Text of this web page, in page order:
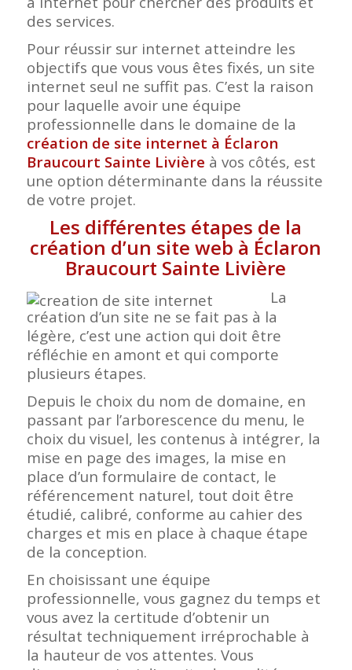
des services.
Pour réussir sur internet atteindre les
objectifs que vous vous êtes fixés, un site
internet seul ne suffit pas. C’est la raison
pour laquelle avoir une équipe
professionnelle dans le domaine de la
création de site internet à Éclaron
Braucourt Sainte Livière à vos côtés, est
une option déterminante dans la réussite
de votre projet.
Les différentes étapes de la
création d’un site web à Éclaron
Braucourt Sainte Livière
La
création d’un site ne se fait pas à la
légère, c’est une action qui doit être
réfléchie en amont et qui comporte
plusieurs étapes.
Depuis le choix du nom de domaine, en
passant par l’arborescence du menu, le
choix du visuel, les contenus à intégrer, la
mise en page des images, la mise en
place d’un formulaire de contact, le
référencement naturel, tout doit être
étudié, calibré, conforme au cahier des
charges et mis en place à chaque étape
de la conception.
En choisissant une équipe
professionnelle, vous gagnez du temps et
vous avez la certitude d’obtenir un
résultat techniquement irréprochable à
la hauteur de vos attentes. Vous